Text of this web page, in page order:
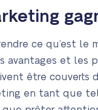
ce qu’est le
avantages et les
être couverts
en tant que tel